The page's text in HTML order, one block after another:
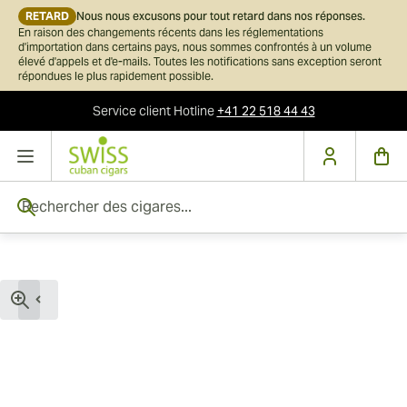
RETARD Nous nous excusons pour tout retard dans nos réponses.
En raison des changements récents dans les réglementations
d'importation dans certains pays, nous sommes confrontés à un volume
élevé d'appels et d'e-mails. Toutes les notifications sans exception seront
répondues le plus rapidement possible.
Service clientHotline+41 22 518 44 43
Skip to Content